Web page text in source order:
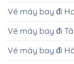
Vé máy bay đi
Vé máy bay đi
Vé máy bay đi